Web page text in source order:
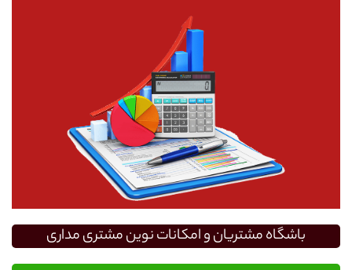
باشگاه مشتریان و امکانات نوین مشتری مداری